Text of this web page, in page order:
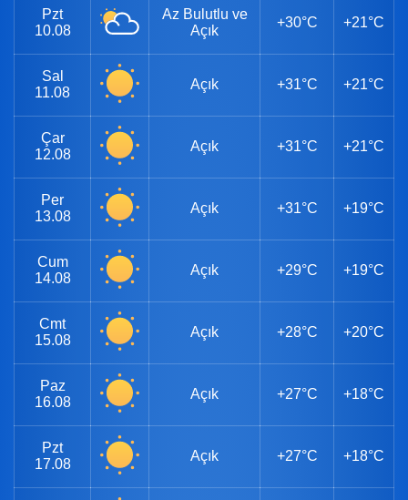
Pzt
10.08
Az Bulutlu ve
Açık
+30°C +21°C
Sal
11.08
Açık +31°C +21°C
Çar
12.08
Açık +31°C +21°C
Per
13.08
Açık +31°C +19°C
Cum
14.08
Açık +29°C +19°C
Cmt
15.08
Açık +28°C +20°C
Paz
16.08
Açık +27°C +18°C
Pzt
17.08
Açık +27°C +18°C